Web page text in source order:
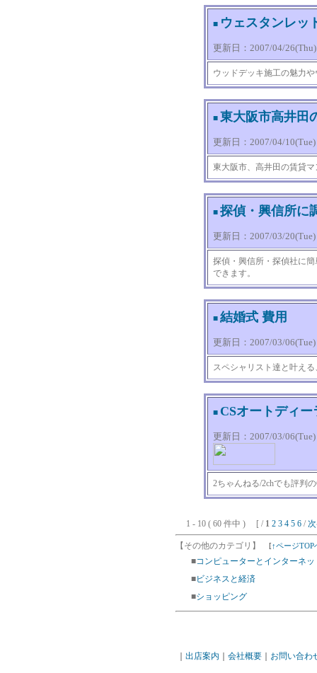
■ ウェスタンレッ
更新日：2007/04/
ウッドデッキ施工の魅力
■ 東大阪市高井田
更新日：2007/04/
東大阪市、高井田の賃貸
■ 探偵・興信所に
更新日：2007/03/
探偵・興信所・探偵社に
できます。
■ 結婚式 費用
更新日：2007/03/
スペシャリスト達と叶え
■ CSオートディー
更新日：2007/03/
2ちゃんねる/2chでも評判
1 - 10 ( 60 件中 ) [ / 1 2 3 4 5 6 /
【その他のカテゴリ】 [↑ページTOP
■コンピューターとインターネッ
■ビジネスと経済
■ショッピング
出店案内 会社概要 お問い合わ